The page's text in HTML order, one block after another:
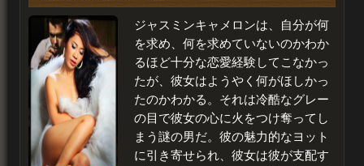
ジャスミンキャメロンは、自分が何
を求め、何を求めていないのかわか
るほど十分な恋愛経験してこなかっ
たが、彼女はようやく何がほしかっ
たのかわかる。それは冷酷なグレー
の目で彼女の心に火をつけ奪ってし
まう謎の男だ。彼の魅力的なヨット
に引き寄せられ、彼女は彼が支配す